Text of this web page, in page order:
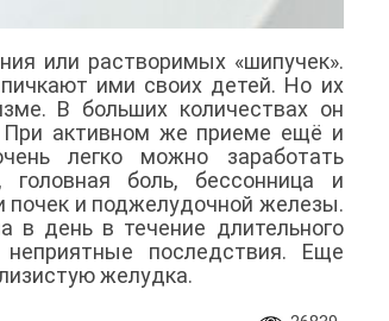
или растворимых «шипучек».
ими своих детей. Но их
В больших количествах он
При активном же приеме ещё и
легко можно заработать
боль, бессонница и
и поджелудочной железы.
в день в течение длительного
последствия. Еще
желудка.